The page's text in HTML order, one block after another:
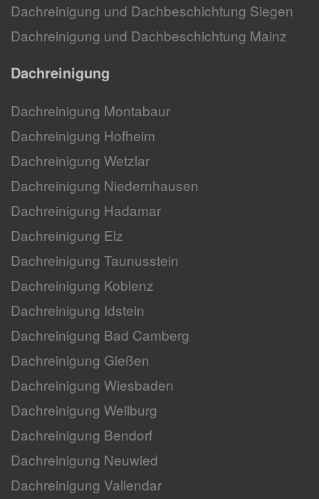
Dachreinigung und Dachbeschichtung Siegen
Dachreinigung und Dachbeschichtung Mainz
Dachreinigung
Dachreinigung Montabaur
Dachreinigung Hofheim
Dachreinigung Wetzlar
Dachreinigung Niedernhausen
Dachreinigung Hadamar
Dachreinigung Elz
Dachreinigung Taunusstein
Dachreinigung Koblenz
Dachreinigung Idstein
Dachreinigung Bad Camberg
Dachreinigung Gießen
Dachreinigung Wiesbaden
Dachreinigung Weilburg
Dachreinigung Bendorf
Dachreinigung Neuwied
Dachreinigung Vallendar